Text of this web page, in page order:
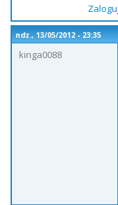
ndz., 13/05/2012 - 23:35
kinga0088